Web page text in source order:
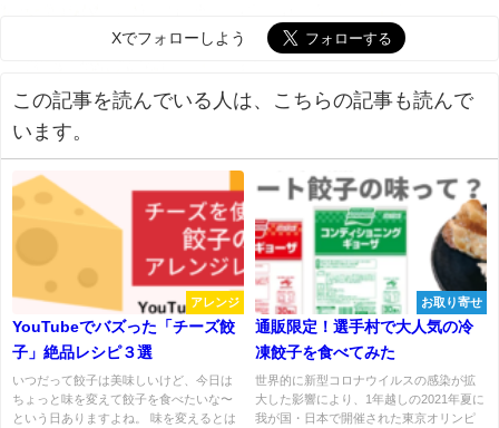
Xでフォローしよう
この記事を読んでいる人は、こちらの記事も読んで
います。
アレンジ
YouTubeでバズった「チーズ餃
子」絶品レシピ３選
いつだって餃子は美味しいけど、今日は
ちょっと味を変えて餃子を食べたいな〜
という日ありますよね。 味を変えるとは
お取り寄せ
通販限定！選手村で大人気の冷
凍餃子を食べてみた
世界的に新型コロナウイルスの感染が拡
大した影響により、1年越しの2021年夏に
我が国・日本で開催された東京オリンピ